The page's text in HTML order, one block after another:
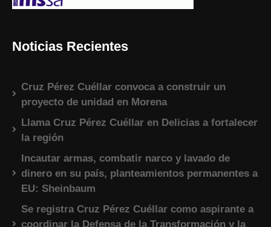
Noticias Recientes
Cruz Pérez Cuéllar convoca a construir un
proyecto de unidad en Morena
Llama Cruz Pérez Cuéllar en Delicias a fortalecer
la región
Incautar armas, combatir narco y lavado de
dinero en su país, planteamientos permanentes a
EU: Sheinbaum
Se registra Cruz Pérez Cuéllar como aspirante a
coordinar la Defensa de la Transformación y la